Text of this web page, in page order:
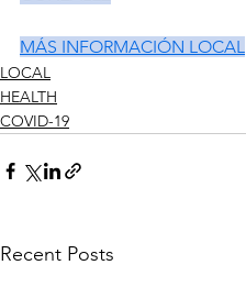
MÁS INFORMACIÓN LOCAL
LOCAL
HEALTH
COVID-19
Recent Posts